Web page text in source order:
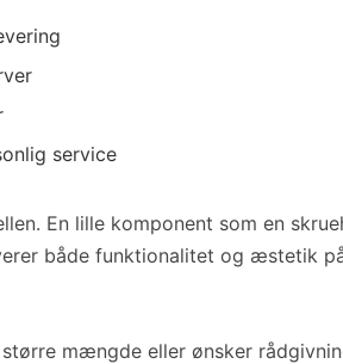
service
En lille komponent som en
både funktionalitet og æstetik
mængde eller ønsker